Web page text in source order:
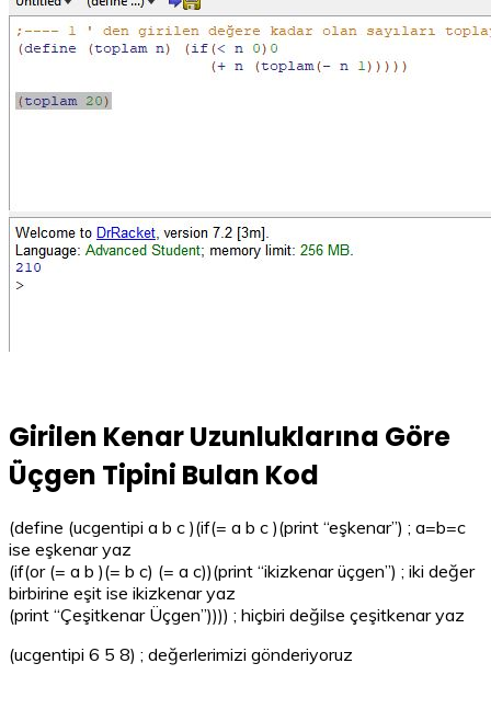
Girilen Kenar Uzunluklarına Göre
Üçgen Tipini Bulan Kod
(define (ucgentipi a b c )(if(= a b c )(print “eşkenar”) ; a=b=c
ise eşkenar yaz
(if(or (= a b )(= b c) (= a c))(print “ikizkenar üçgen”) ; iki değer
birbirine eşit ise ikizkenar yaz
(print “Çeşitkenar Üçgen”)))) ; hiçbiri değilse çeşitkenar yaz
(ucgentipi 6 5 8) ; değerlerimizi gönderiyoruz